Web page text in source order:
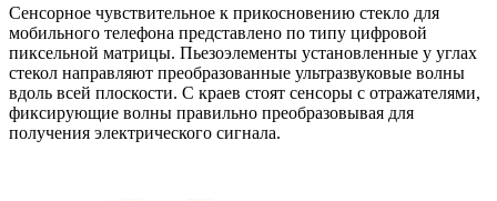
Сенсорное чувствительное к прикосновению стекло для
мобильного телефона представлено по типу цифровой
пиксельной матрицы. Пьезоэлементы установленные у углах
стекол направляют преобразованные ультразвуковые волны
вдоль всей плоскости. С краев стоят сенсоры с отражателями,
фиксирующие волны правильно преобразовывая для
получения электрического сигнала.